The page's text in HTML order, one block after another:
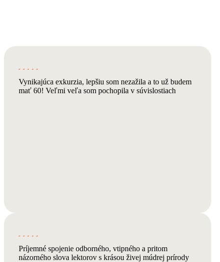
Vynikajúca exkurzia, lepšiu som nezažila a to už budem
mať 60! Veľmi veľa som pochopila v súvislostiach
Príjemné spojenie odborného, vtipného a pritom
názorného slova lektorov s krásou živej múdrej prírody